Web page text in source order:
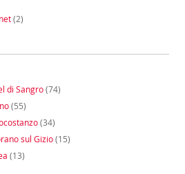
(2)
di Sangro(74)
(55)
(34)
sul Gizio(15)
(13)